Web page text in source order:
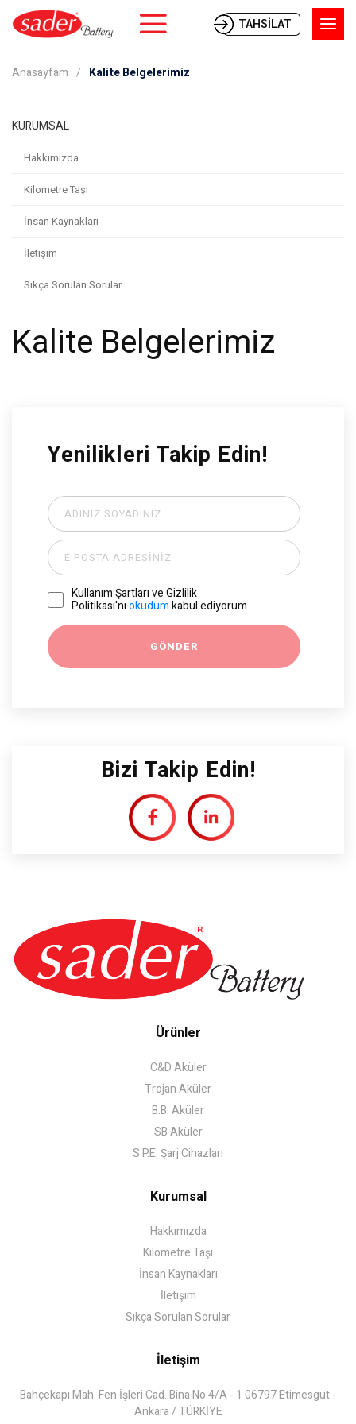
TAHSİLAT
Anasayfam Kalite Belgelerimiz
KURUMSAL
Hakkımızda
Kilometre Taşı
İnsan Kaynakları
İletişim
Sıkça Sorulan Sorular
Kalite Belgelerimiz
Yenilikleri Takip Edin!
Kullanım Şartları ve Gizlilik
Politikası'nıokudumkabul ediyorum.
Bizi Takip Edin!
Ürünler
C&D Aküler
Trojan Aküler
B.B. Aküler
SB Aküler
S.P.E. Şarj Cihazları
Kurumsal
Hakkımızda
Kilometre Taşı
İnsan Kaynakları
İletişim
Sıkça Sorulan Sorular
İletişim
Bahçekapı Mah. Fen İşleri Cad. Bina No:4/A - 1 06797 Etimesgut -
Ankara / TÜRKİYE